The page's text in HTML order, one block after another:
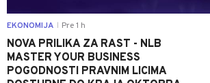
EKONOMIJA Pre 1 h
NOVA PRILIKA ZA RAST - NLB
MASTER YOUR BUSINESS
POGODNOSTI PRAVNIM LICIMA